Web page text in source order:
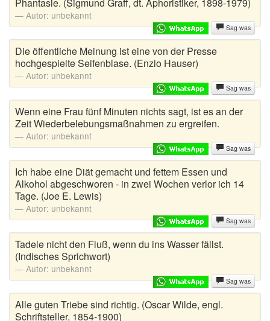
Autor: unbekannt
Sag was
Die öffentliche Meinung ist eine von der Presse
hochgespielte Seifenblase. (Enzio Hauser)
Autor: unbekannt
Sag was
Wenn eine Frau fünf Minuten nichts sagt, ist es an der
Zeit Wiederbelebungsmaßnahmen zu ergreifen.
Autor: unbekannt
Sag was
Ich habe eine Diät gemacht und fettem Essen und
Alkohol abgeschworen - in zwei Wochen verlor ich 14
Tage. (Joe E. Lewis)
Autor: unbekannt
Sag was
Tadele nicht den Fluß, wenn du ins Wasser fällst.
(Indisches Sprichwort)
Autor: unbekannt
Sag was
Alle guten Triebe sind richtig. (Oscar Wilde, engl.
Schriftsteller, 1854-1900)